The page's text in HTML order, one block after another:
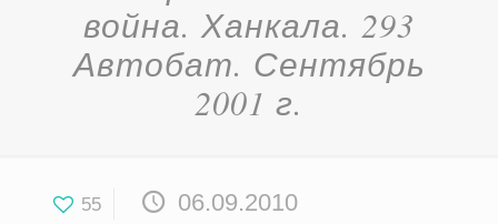
война. Ханкала. 293
Автобат. Сентябрь
2001 г.
55 06.09.2010